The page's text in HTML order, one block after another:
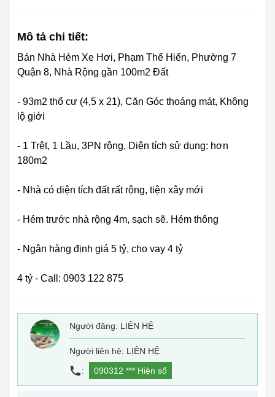
Mô tả chi tiết:
Bán Nhà Hẻm Xe Hơi, Phạm Thế Hiển, Phường 7
Quận 8, Nhà Rộng gần 100m2 Đất
- 93m2 thổ cư (4,5 x 21), Căn Góc thoáng mát, Không
lộ giới
- 1 Trệt, 1 Lầu, 3PN rộng, Diện tích sử dụng: hơn
180m2
- Nhà có diện tích đất rất rộng, tiện xây mới
- Hẻm trước nhà rộng 4m, sạch sẽ. Hẻm thông
- Ngân hàng định giá 5 tỷ, cho vay 4 tỷ
4 tỷ - Call: 0903 122 875
Người đăng: LIÊN HỆ
Người liên hệ: LIÊN HỆ
:
090312 *** Hiện số